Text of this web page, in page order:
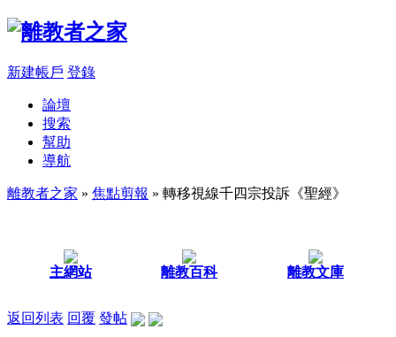
新建帳戶 登錄
論壇
搜索
幫助
導航
離教者之家 » 焦點剪報 » 轉移視線千四宗投訴《聖經》
主網站 離教百科 離教文庫
返回列表 回覆 發帖